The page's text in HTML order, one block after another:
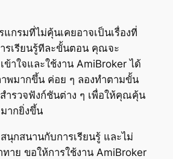
แกรมที่ไม่คุ้นเคยอาจเป็นเรื่องที่
รเรียนรู้ทีละขั้นตอน คุณจะ
ข้าใจและใช้งาน AmiBroker ได้
พมากขึ้น ค่อย ๆ ลองทำตามขั้น
ำรวจฟังก์ชันต่าง ๆ เพื่อให้คุณคุ้น
ากยิ่งขึ้น
กสนานกับการเรียนรู้ และไม่
าย ขอให้การใช้งาน AmiBroker